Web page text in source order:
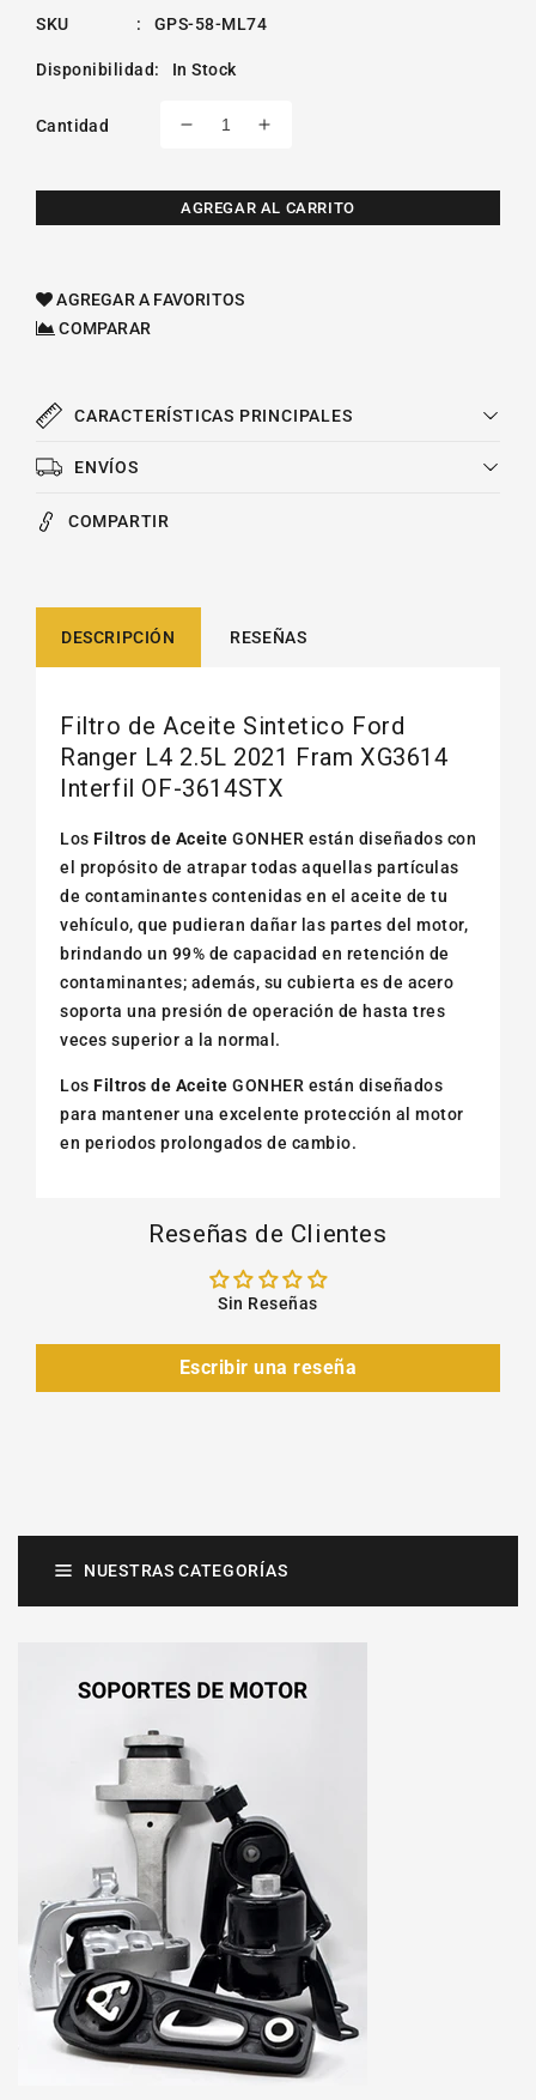
SKU : GPS-58-ML74
Disponibilidad: In Stock
Cantidad
Reducir
para
Filtro
Ford
2021
Aumentar
para
Filtro
2021
AGREGAR AL CARRITO
AGREGAR A FAVORITOS
COMPARAR
CARACTERÍSTICAS PRINCIPALES
ENVÍOS
COMPARTIR
DESCRIPCIÓN RESEÑAS
Filtro de Aceite Sintetico Ford
Ranger L4 2.5L 2021 Fram XG3614
Interfil OF-3614STX
Los Filtros de Aceite GONHER están diseñados con
el propósito de atrapar todas aquellas partículas
de contaminantes contenidas en el aceite de tu
vehículo, que pudieran dañar las partes del motor,
brindando un 99% de capacidad en retención de
contaminantes; además, su cubierta es de acero
soporta una presión de operación de hasta tres
veces superior a la normal.
Los Filtros de Aceite GONHER están diseñados
para mantener una excelente protección al motor
en periodos prolongados de cambio.
Reseñas de Clientes
Sin Reseñas
Escribir una reseña
NUESTRAS CATEGORÍAS